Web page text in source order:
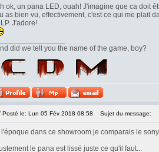
ok, un pana LED, ouah! J'imagine que ca doit
as bien vu, effectivement, c'est ce qui me plait
J'adore!
did we tell you the name of the game, boy?
Posté le: Lun 05 Fév 2018 08:58 Sujet du message:
l'époque dans ce showroom je comparais le
le pana est lissé juste ce qu'il faut...